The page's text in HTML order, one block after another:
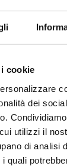
cookie
dei
utilizzi il
di analisi
quali